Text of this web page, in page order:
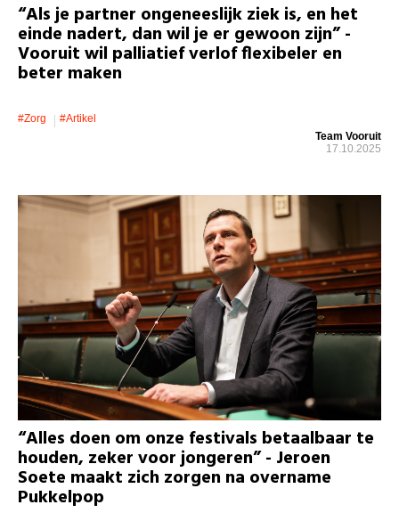
“Als je partner ongeneeslijk ziek is, en het
einde nadert, dan wil je er gewoon zijn” -
Vooruit wil palliatief verlof flexibeler en
beter maken
#zorg
#artikel
Team Vooruit
17.10.2025
“Alles doen om onze festivals betaalbaar te
houden, zeker voor jongeren” - Jeroen
Soete maakt zich zorgen na overname
Pukkelpop